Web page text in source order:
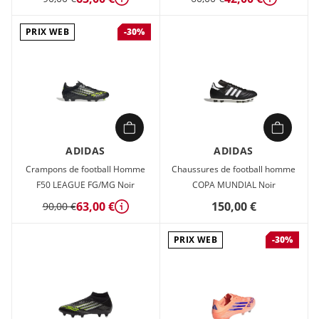
pour un grip exceptionnel sur terrains gras et très gras
naturels.
Détails Détails
PRIX WEB -30%
ADIDAS
Crampons de football Homme
F50 LEAGUE FG/MG Noir
90,00 €63,00 € Détails
ADIDAS
Chaussures de football homme
COPA MUNDIAL Noir
150,00 €
PRIX WEB -30%